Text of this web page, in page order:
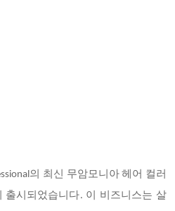
의 최신 무암모니아 헤어 컬러
출시되었습니다. 이 비즈니스는 살